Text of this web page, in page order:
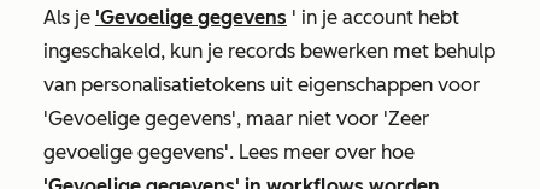
Als je 'Gevoelige gegevens ' in je account hebt
ingeschakeld, kun je records bewerken met behulp
van personalisatietokens uit eigenschappen voor
'Gevoelige gegevens', maar niet voor 'Zeer
gevoelige gegevens'. Lees meer over hoe